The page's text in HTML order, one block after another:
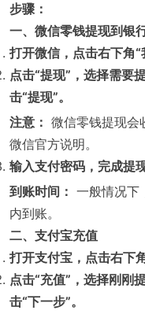
步骤：
一、微信零钱提现到银
打开微信，点击右下角“
点击“提现”，选择需要
击“提现”。
注意： 微信零钱提现会
微信官方说明。
输入支付密码，完成提
到账时间： 一般情况下
内到账。
二、支付宝充值
打开支付宝，点击右下
点击“充值”，选择刚刚
击“下一步”。